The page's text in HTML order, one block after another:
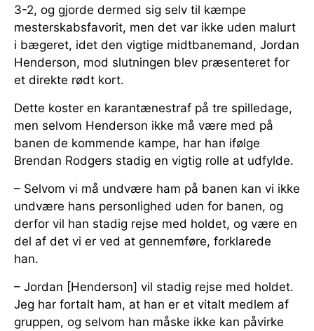
3-2, og gjorde dermed sig selv til kæmpe
mesterskabsfavorit, men det var ikke uden malurt
i bægeret, idet den vigtige midtbanemand, Jordan
Henderson, mod slutningen blev præsenteret for
et direkte rødt kort.
Dette koster en karantænestraf på tre spilledage,
men selvom Henderson ikke må være med på
banen de kommende kampe, har han ifølge
Brendan Rodgers stadig en vigtig rolle at udfylde.
– Selvom vi må undvære ham på banen kan vi ikke
undvære hans personlighed uden for banen, og
derfor vil han stadig rejse med holdet, og være en
del af det vi er ved at gennemføre, forklarede
han.
– Jordan [Henderson] vil stadig rejse med holdet.
Jeg har fortalt ham, at han er et vitalt medlem af
gruppen, og selvom han måske ikke kan påvirke